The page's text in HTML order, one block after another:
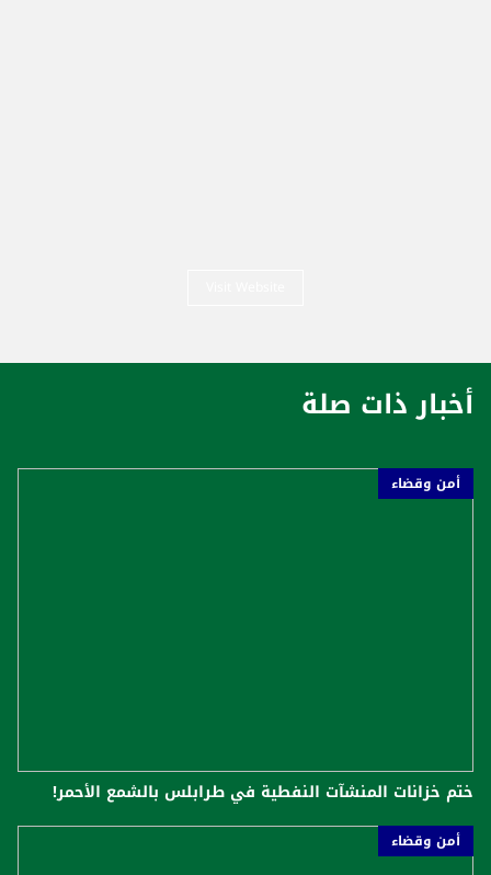
أخبار ذات صلة
أمن وقضاء
ختم خزانات المنشآت النفطية في طرابلس بالشمع الأحمر!
أمن وقضاء